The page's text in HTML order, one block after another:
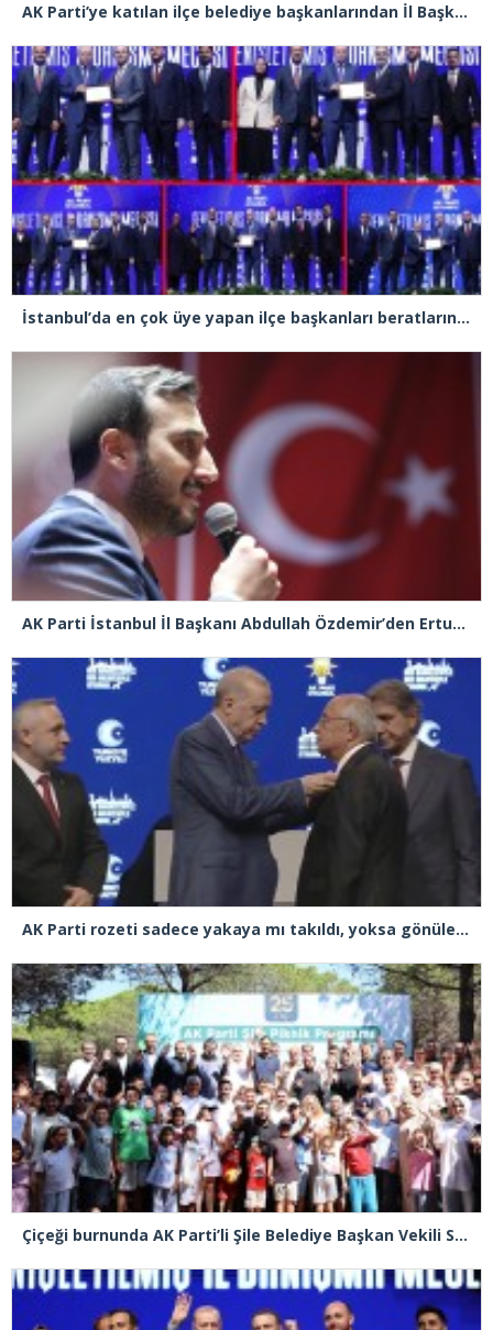
AK Parti’ye katılan ilçe belediye başkanlarından İl Başkanı Özdemir’e ziyaret
İstanbul’da en çok üye yapan ilçe başkanları beratlarını Cumhurbaşkanı Erdoğan’ın elinden aldı
AK Parti İstanbul İl Başkanı Abdullah Özdemir’den Ertuğrul Özkök’e “Franco” tepkisi
AK Parti rozeti sadece yakaya mı takıldı, yoksa gönüle takılmadı mı?
Çiçeği burnunda AK Parti’li Şile Belediye Başkan Vekili Sacit Terzi, teşkilatlarla piknikte buluştu